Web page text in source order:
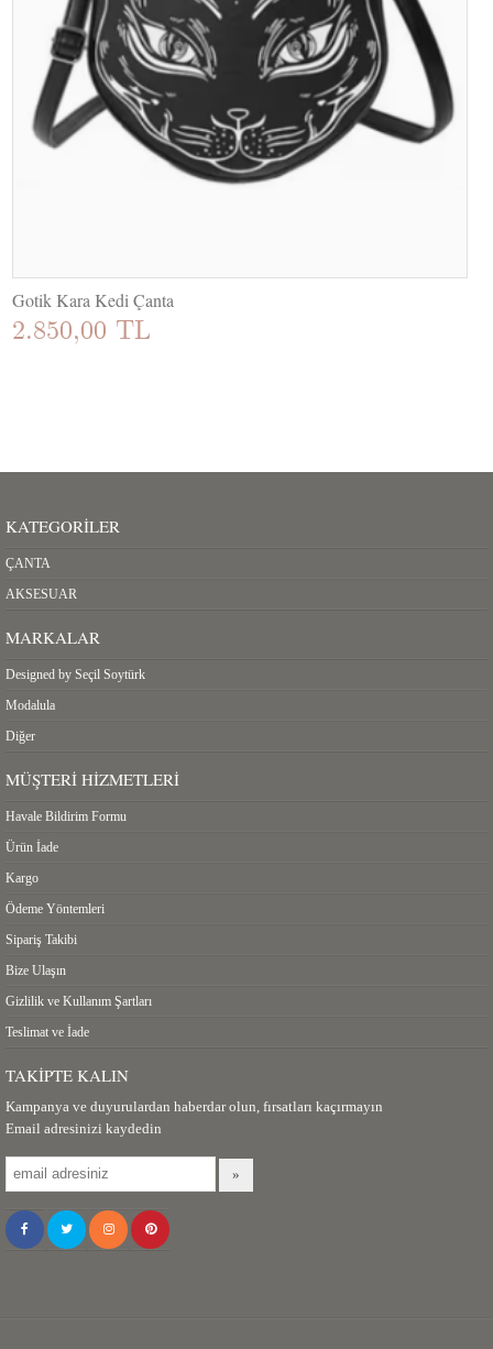
Gotik Kara Kedi Çanta
2.850,00 TL
KATEGORILER
ÇANTA
AKSESUAR
MARKALAR
Designed by Seçil Soytürk
Modalula
Diğer
MÜŞTERI HIZMETLERI
Havale Bildirim Formu
Ürün İade
Kargo
Ödeme Yöntemleri
Sipariş Takibi
Bize Ulaşın
Gizlilik ve Kullanım Şartları
Teslimat ve İade
TAKIPTE KALIN
Kampanya ve duyurulardan haberdar olun, fırsatları kaçırmayın
Email adresinizi kaydedin